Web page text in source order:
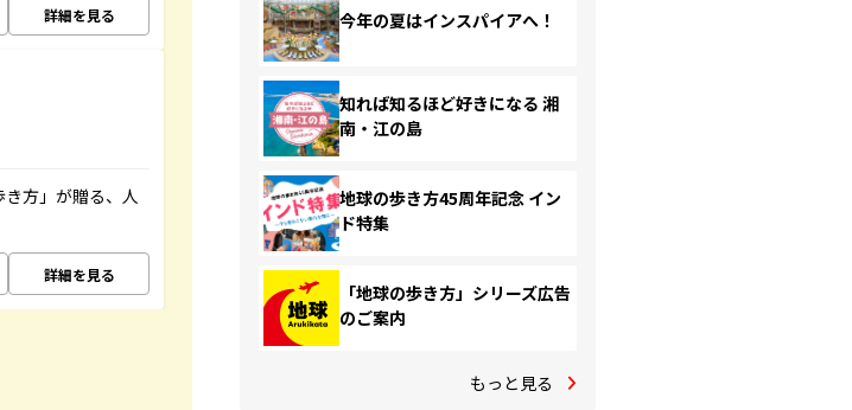
詳細を見る
方」が贈る、人
詳細を見る
今年の夏はインスパイアへ！
知れば知るほど好きになる 湘
南・江の島
地球の歩き方45周年記念 イン
ド特集
「地球の歩き方」シリーズ広告
のご案内
もっと見る